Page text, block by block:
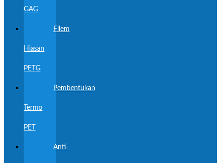
GAG
Filem
Hiasan
PETG
Pembentukan
Termo
PET
Anti-